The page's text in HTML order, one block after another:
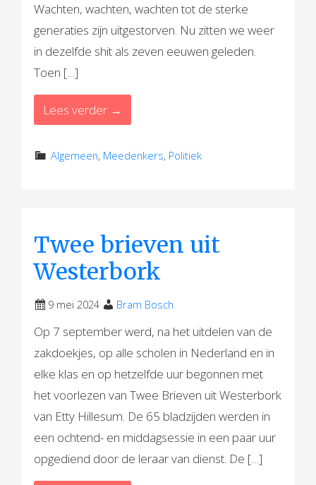
Wachten, wachten, wachten tot de sterke
generaties zijn uitgestorven. Nu zitten we weer
in dezelfde shit als zeven eeuwen geleden.
Toen […]
Lees verder →
Algemeen, Meedenkers, Politiek
Twee brieven uit
Westerbork
9 mei 2024 Bram Bosch
Op 7 september werd, na het uitdelen van de
zakdoekjes, op alle scholen in Nederland en in
elke klas en op hetzelfde uur begonnen met
het voorlezen van Twee Brieven uit Westerbork
van Etty Hillesum. De 65 bladzijden werden in
een ochtend- en middagsessie in een paar uur
opgediend door de leraar van dienst. De […]